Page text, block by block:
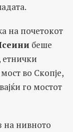
на почетокот
беше
етнички
во Скопје,
го мостот
на нивното